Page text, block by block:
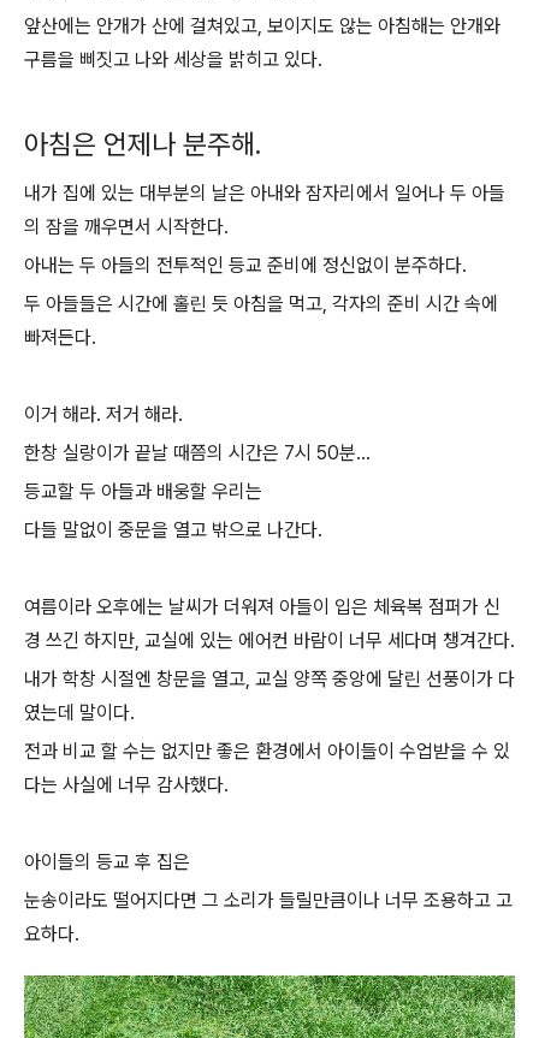
앞산에는 안개가 산에 걸쳐있고, 보이지도 않는 아침해는 안개와
구름을 삐짓고 나와 세상을 밝히고 있다.
아침은 언제나 분주해.
내가 집에 있는 대부분의 날은 아내와 잠자리에서 일어나 두 아들
의 잠을 깨우면서 시작한다.
아내는 두 아들의 전투적인 등교 준비에 정신없이 분주하다.
두 아들들은 시간에 홀린 듯 아침을 먹고, 각자의 준비 시간 속에
빠져든다.
이거 해라. 저거 해라.
한창 실랑이가 끝날 때쯤의 시간은 7시 50분...
등교할 두 아들과 배웅할 우리는
다들 말없이 중문을 열고 밖으로 나간다.
여름이라 오후에는 날씨가 더워져 아들이 입은 체육복 점퍼가 신
경 쓰긴 하지만, 교실에 있는 에어컨 바람이 너무 세다며 챙겨간다.
내가 학창 시절엔 창문을 열고, 교실 양쪽 중앙에 달린 선풍이가 다
였는데 말이다.
전과 비교 할 수는 없지만 좋은 환경에서 아이들이 수업받을 수 있
다는 사실에 너무 감사했다.
아이들의 등교 후 집은
눈송이라도 떨어지다면 그 소리가 들릴만큼이나 너무 조용하고 고
요하다.